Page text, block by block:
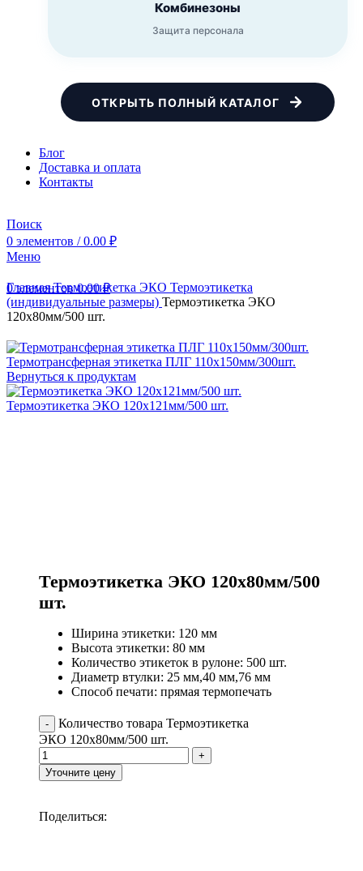
Комбинезоны
Защита персонала
ОТКРЫТЬ ПОЛНЫЙ КАТАЛОГ
Блог
Доставка и оплата
Контакты
Поиск
0 элементов / 0.00 ₽
Меню
0элементов 0.00₽
ГлавнаяТермоэтикетка ЭКО Термоэтикетка
(индивидуальные размеры) Термоэтикетка ЭКО
120х80мм/500 шт.
Термотрансферная этикетка ПЛГ 110х150мм/300шт.
Вернуться к продуктам
Термоэтикетка ЭКО 120х121мм/500 шт.
Термоэтикетка ЭКО 120х80мм/500
шт.
Ширина этикетки: 120 мм
Высота этикетки: 80 мм
Количество этикеток в рулоне: 500 шт.
Диаметр втулки: 25 мм,40 мм,76 мм
Способ печати: прямая термопечать
Количество товара Термоэтикетка
ЭКО 120х80мм/500 шт.
Уточните цену
Поделиться: